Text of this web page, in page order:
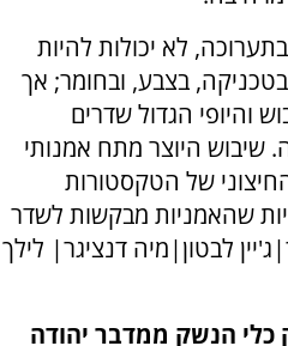
לא יכולות להיות
בצבע, ובחומר; אך
והיופי הגדול שדרים
שיבוש היוצר מתח אמנותי
החיצוני של הטקסטורות
שהאמניות מבקשות לשדר
לבטון|מיה דנציגר| לילך
כלי הנשק ממדבר יהודה